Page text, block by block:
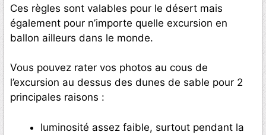
Ces règles sont valables pour le désert mais
également pour n’importe quelle excursion en
ballon ailleurs dans le monde.
Vous pouvez rater vos photos au cous de
l’excursion au dessus des dunes de sable pour 2
principales raisons :
luminosité assez faible, surtout pendant la